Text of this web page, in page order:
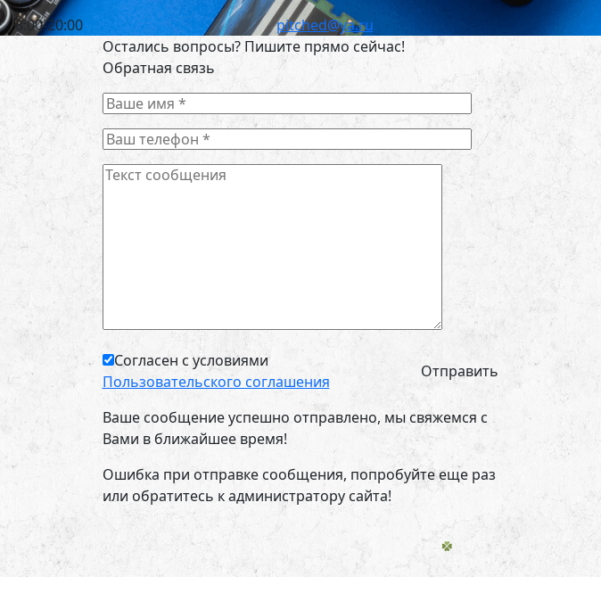
8:00-20:00
pitched@ya.ru
Остались вопросы? Пишите прямо сейчас!
Обратная связь
Согласен с условиями
Пользовательского соглашения
Ваше сообщение успешно отправлено, мы свяжемся с
Вами в ближайшее время!
Ошибка при отправке сообщения, попробуйте еще раз
или обратитесь к администратору сайта!